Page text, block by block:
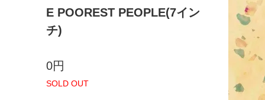
E POOREST PEOPLE(7イン
チ)
0円
SOLD OUT